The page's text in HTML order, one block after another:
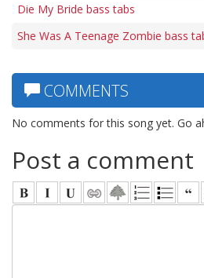
Die My Bride bass tabs
She Was A Teenage Zombie bass
COMMENTS
No comments for this song yet. Go
Post a comment